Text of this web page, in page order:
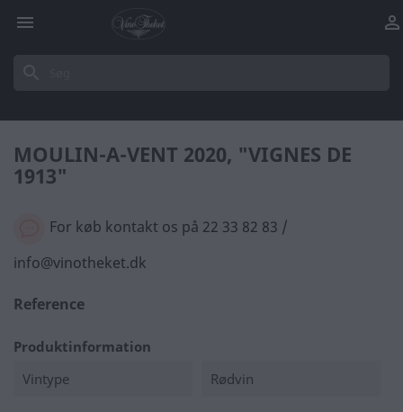
 
MOULIN-A-VENT 2020, "VIGNES DE
1913"
For køb kontakt os på 22 33 82 83 /
info@vinotheket.dk
Reference
Produktinformation
Vintype
Rødvin